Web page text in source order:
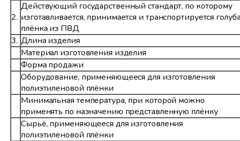
2.
Действующий государственный стандарт, по которому
изготавливается, принимается и транспортируется
плёнка из ПВД
3. Длина изделия
Материал изготовления изделия
Форма продажи
Оборудование, применяющееся для изготовления
полиэтиленовой плёнки
Минимальная температура, при которой можно
применять по назначению представленную плёнку
Сырьё, применяющееся для изготовления
полиэтиленовой плёнки